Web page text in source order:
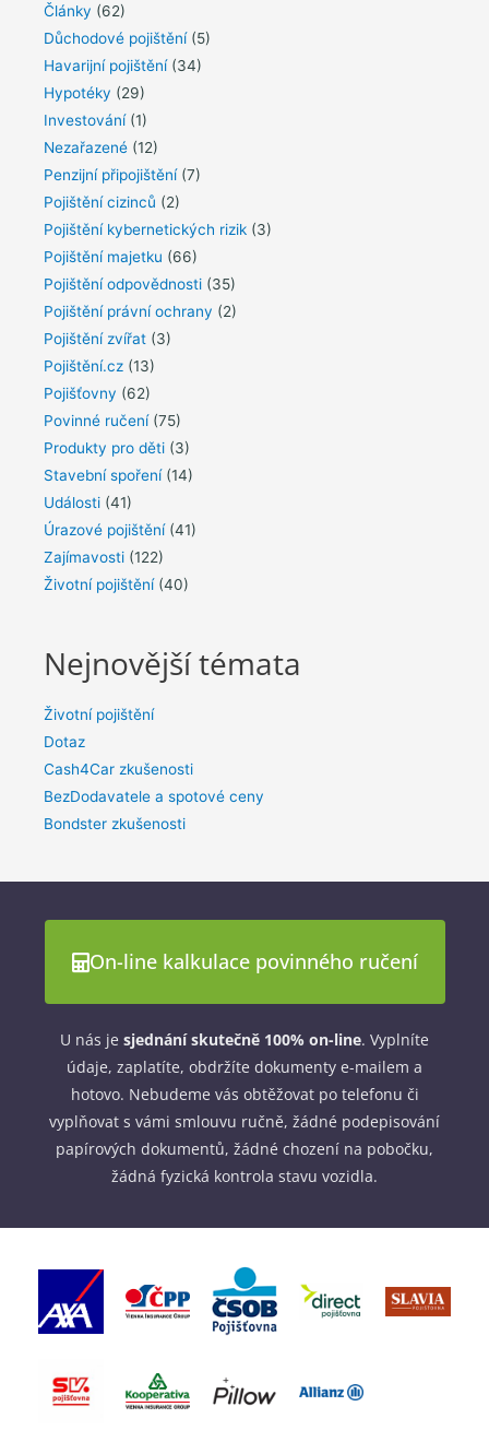
Články (62)
Důchodové pojištění(5)
Havarijní pojištění(34)
Hypotéky (29)
Investování(1)
Nezařazené (12)
Penzijní připojištění(7)
Pojištění cizinců (2)
Pojištění kybernetických rizik (3)
Pojištění majetku (66)
Pojištění odpovědnosti (35)
Pojištění právní ochrany (2)
Pojištění zvířat (3)
Pojištění.cz (13)
Pojišťovny (62)
Povinné ručení(75)
Produkty pro děti (3)
Stavební spoření(14)
Události (41)
Úrazové pojištění(41)
Zajímavosti (122)
Životní pojištění(40)
Nejnovější témata
Životní pojištění
Dotaz
Cash4Car zkušenosti
BezDodavatele a spotové ceny
Bondster zkušenosti
On-line kalkulace povinného ručení
U nás je sjednání skutečně 100% on-line. Vyplníte
údaje, zaplatíte, obdržíte dokumenty e-mailem a
hotovo. Nebudeme vás obtěžovat po telefonu či
vyplňovat s vámi smlouvu ručně, žádné podepisování
papírových dokumentů, žádné chození na pobočku,
žádná fyzická kontrola stavu vozidla.